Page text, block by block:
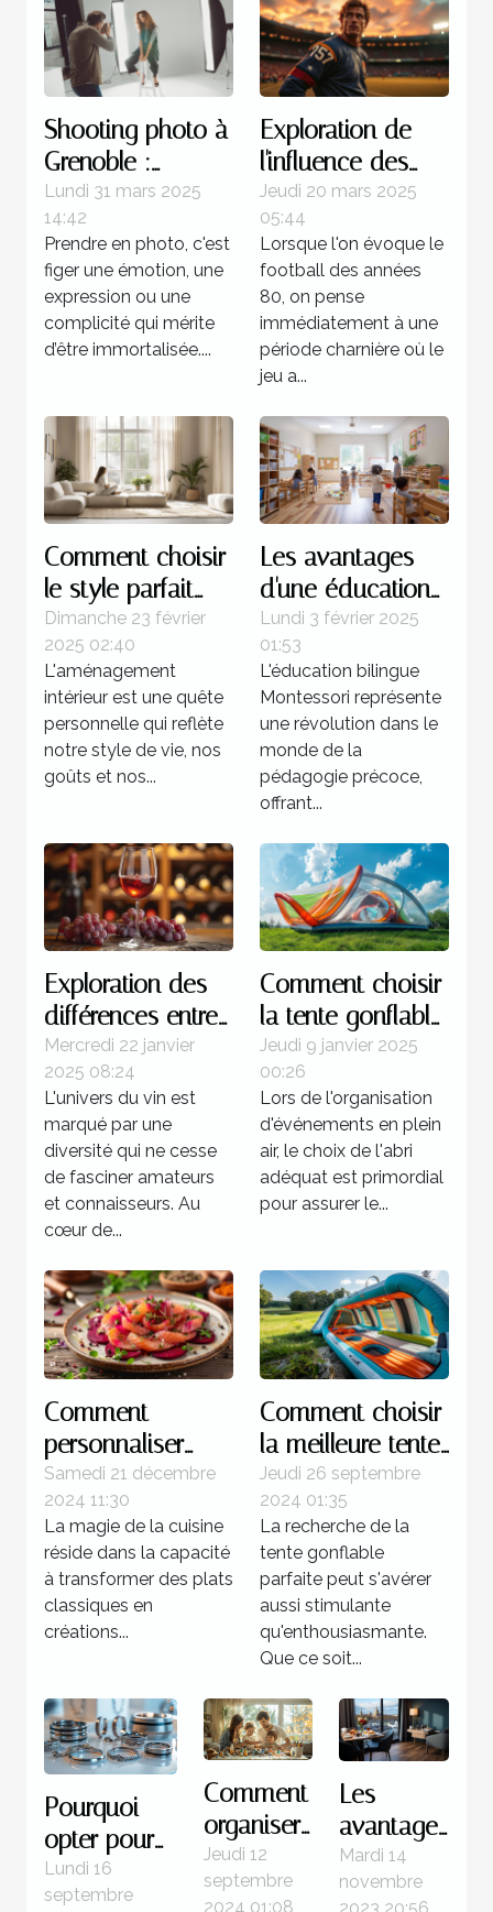
Shooting photo à
Grenoble :
immortalisez vos
moments avec
un professionnel
Lundi 31 mars 2025
14:42
Prendre en photo, c'est
figer une émotion, une
expression ou une
complicité qui mérite
d’être immortalisée....
Exploration de
l'influence des
stratégies
offensives dans
le football des
années 80
Jeudi 20 mars 2025
05:44
Lorsque l'on évoque le
football des années
80, on pense
immédiatement à une
période charnière où le
jeu a...
Comment choisir
le style parfait
pour votre
aménagement
intérieur
Dimanche 23 février
2025 02:40
L'aménagement
intérieur est une quête
personnelle qui reflète
notre style de vie, nos
goûts et nos...
Les avantages
d'une éducation
bilingue
Montessori dès la
petite enfance
Lundi 3 février 2025
01:53
L'éducation bilingue
Montessori représente
une révolution dans le
monde de la
pédagogie précoce,
offrant...
Exploration des
différences entre
les vins de la rive
gauche et de la
rive droite
Mercredi 22 janvier
2025 08:24
L'univers du vin est
marqué par une
diversité qui ne cesse
de fasciner amateurs
et connaisseurs. Au
cœur de...
Comment choisir
la tente gonflable
idéale pour vos
événements
Jeudi 9 janvier 2025
00:26
Lors de l'organisation
d'événements en plein
air, le choix de l'abri
adéquat est primordial
pour assurer le...
Comment
personnaliser
votre gravlax à la
betterave avec
des épices
locales
Samedi 21 décembre
2024 11:30
La magie de la cuisine
réside dans la capacité
à transformer des plats
classiques en
créations...
Comment choisir
la meilleure tente
gonflable pour
votre prochain
événement
Jeudi 26 septembre
2024 01:35
La recherche de la
tente gonflable
parfaite peut s'avérer
aussi stimulante
qu'enthousiasmante.
Que ce soit...
Pourquoi
opter pour
des bijoux
en acier
Lundi 16
septembre
Comment
organiser
une
journée
Jeudi 12
septembre
2024 01:08
Les
avantages
de
séjourner
Mardi 14
novembre